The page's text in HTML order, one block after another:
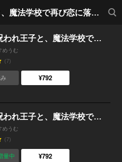
運命の呪われ王子と、魔法学校で再び恋に落ちる
検索
運命の呪われ王子と、魔法学校で再び恋に落ちる （2）
めうむ
(7)
¥792
運命の呪われ王子と、魔法学校で再び恋に落ちる （1）
めうむ
(7)
量中 ¥792